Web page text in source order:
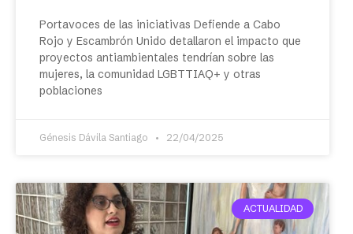
Portavoces de las iniciativas Defiende a Cabo
Rojo y Escambrón Unido detallaron el impacto que
proyectos antiambientales tendrían sobre las
mujeres, la comunidad LGBTTIAQ+ y otras
poblaciones
Génesis Dávila Santiago 22/04/2025
ACTUALIDAD